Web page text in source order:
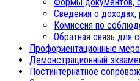
Сведения о доходах,
Комиссия по
Обратная связь для
Профориентационные
Демонстрационный
Постинтернатное